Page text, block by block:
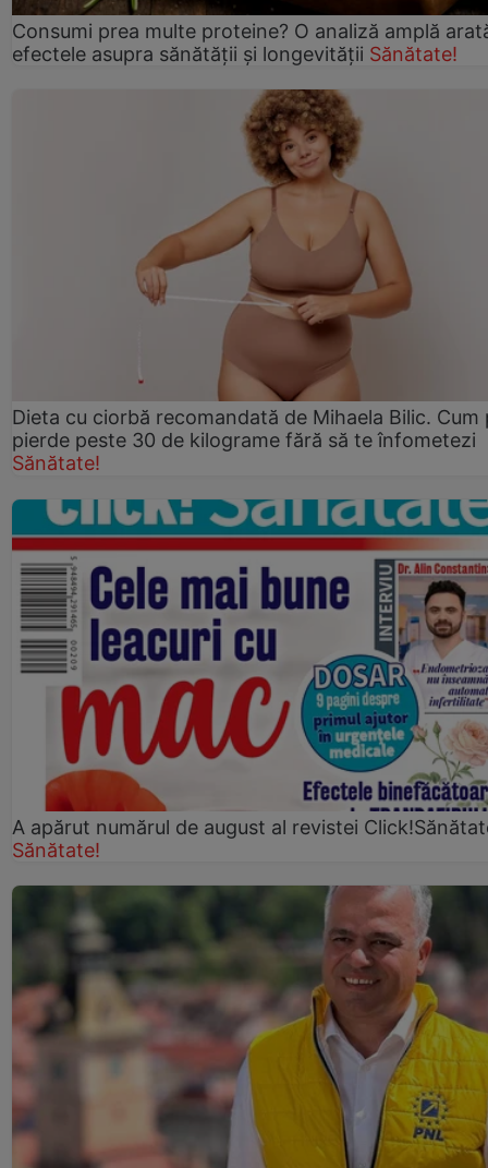
Consumi prea multe proteine? O analiză amplă
efectele asupra sănătății și longevității Sănătate!
Dieta cu ciorbă recomandată de Mihaela Bilic. Cum
pierde peste 30 de kilograme fără să te înfometezi
Sănătate!
A apărut numărul de august al revistei
Sănătate!